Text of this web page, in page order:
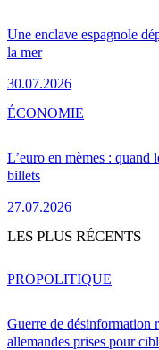
Une enclave espagnole
la mer
30.07.2026
L’euro en mèmes : quand
billets
27.07.2026
ÉCONOMIE
LES PLUS RÉCENTS
Guerre de désinformation
allemandes prises pour
PROPOLITIQUE